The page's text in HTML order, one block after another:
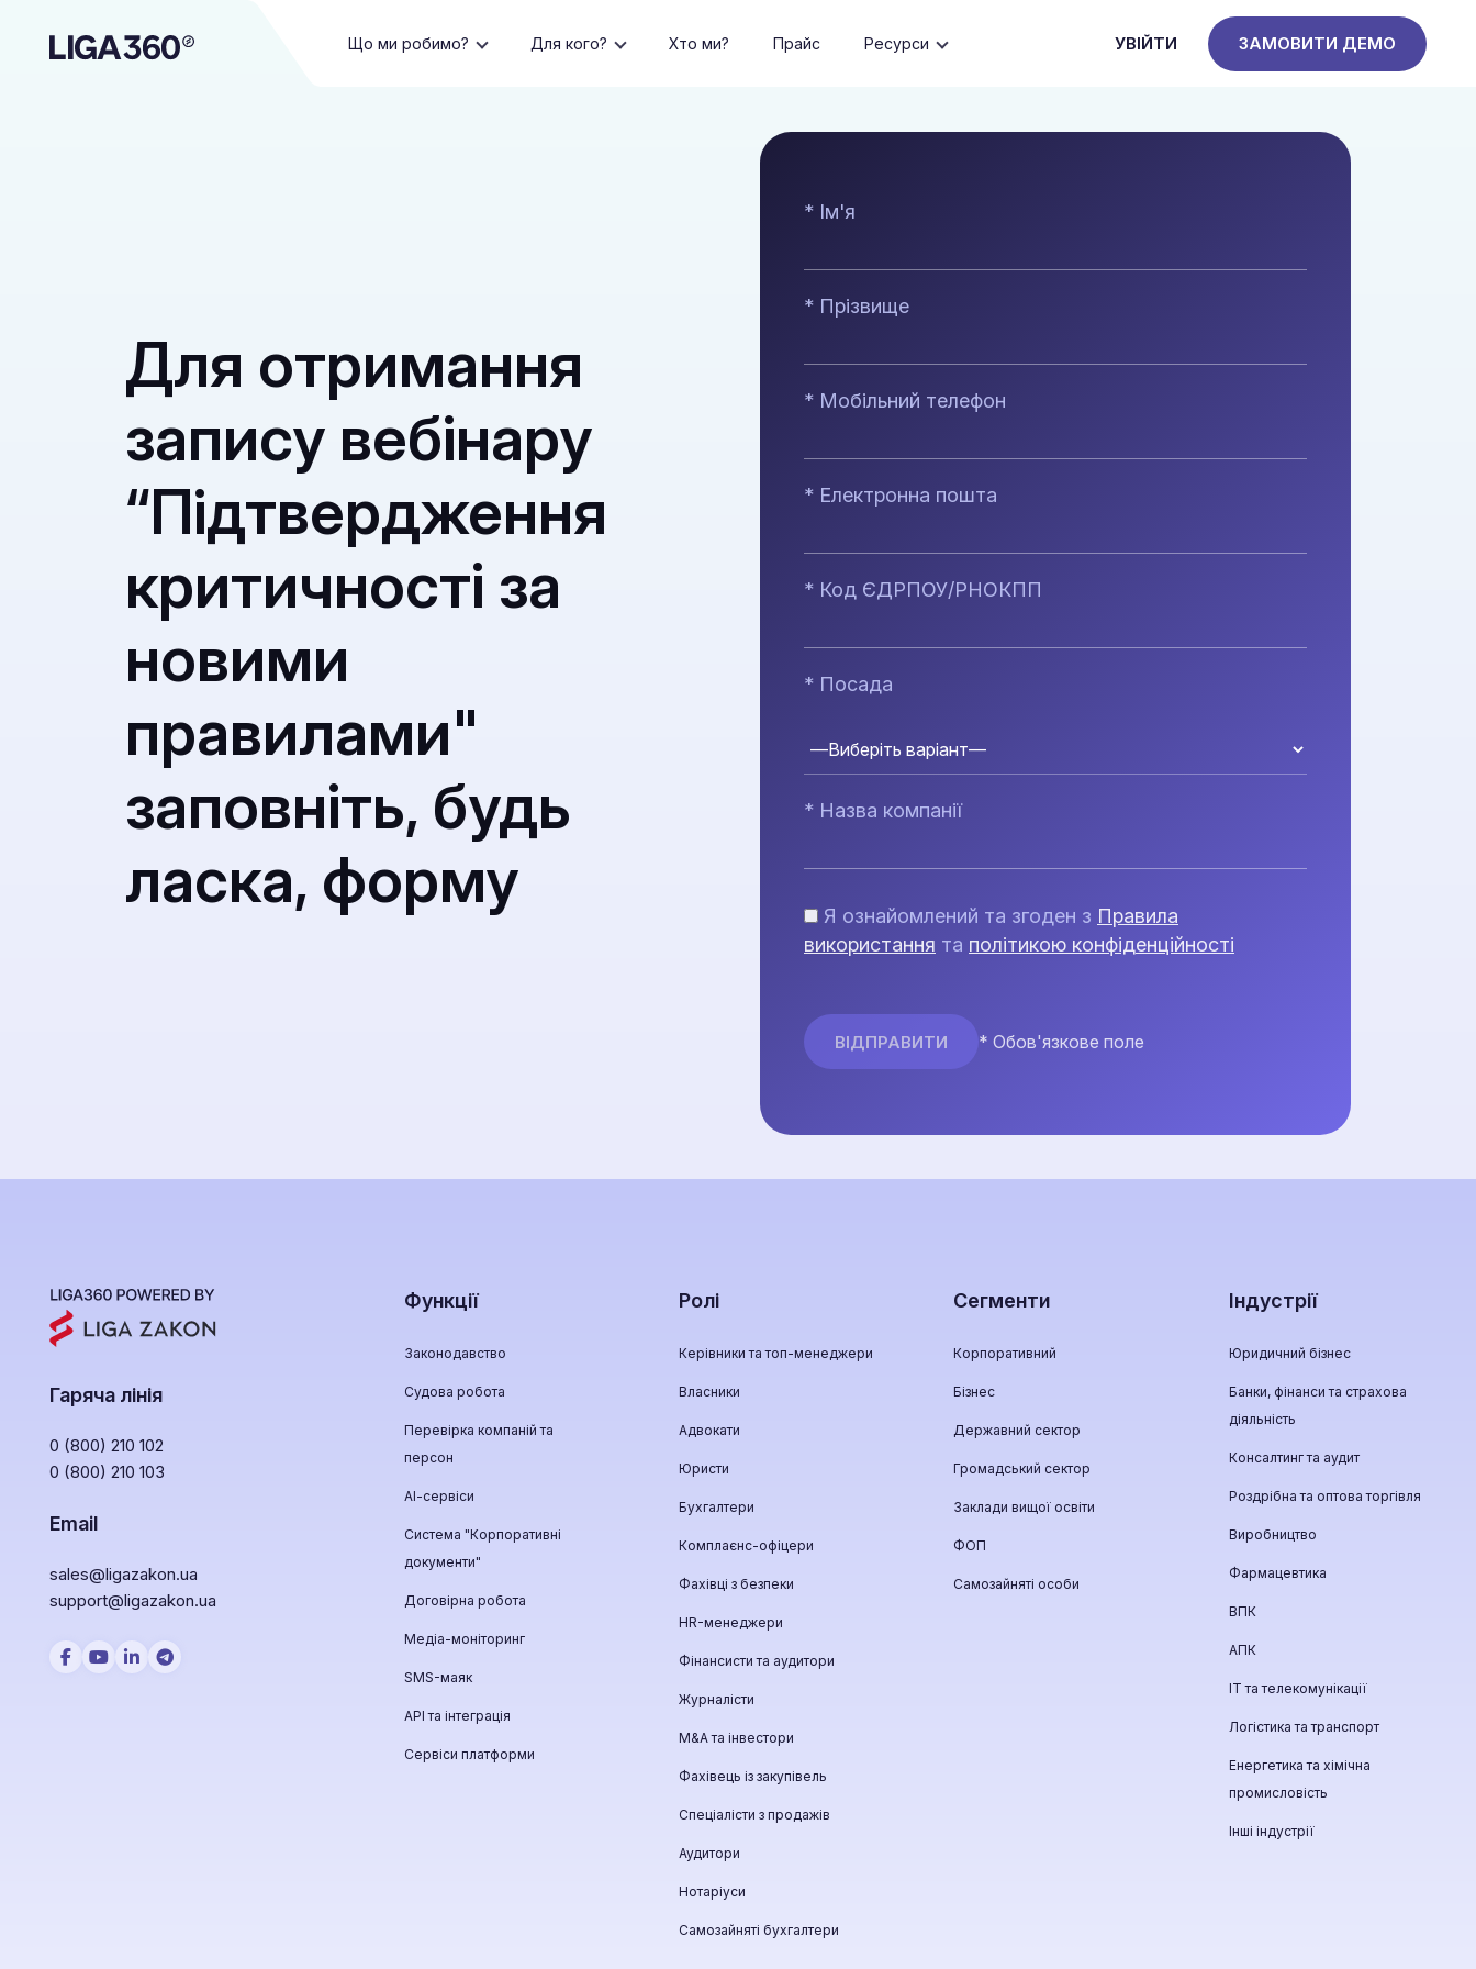
Що ми робимо? Для кого? Хто ми? Прайс Ресурси УВІЙТИ ЗАМОВИТИ ДЕМО
Для отримання
запису вебінару
“Підтвердження
критичності за
новими
правилами"
заповніть, будь
ласка, форму
* Ім'я
* Прізвище
* Мобільний телефон
* Електронна пошта
* Код ЄДРПОУ/РНОКПП
* Посада
* Назва компанії
Я ознайомлений та згоден з Правила
використання та політикою конфіденційності
* Обов'язкове поле
Гаряча лінія
0 (800) 210 102
0 (800) 210 103
Email
sales@ligazakon.ua
support@ligazakon.ua
Функції
Законодавство
Судова робота
Перевірка компаній та
персон
АІ-сервіси
Система "Корпоративні
документи"
Договірна робота
Медіа-моніторинг
SMS-маяк
API та інтеграція
Сервіси платформи
Ролі
Керівники та топ-менеджери
Власники
Адвокати
Юристи
Бухгалтери
Комплаєнс-офіцери
Фахівці з безпеки
HR-менеджери
Фінансисти та аудитори
Журналісти
М&A та інвестори
Фахівець із закупівель
Спеціалісти з продажів
Аудитори
Нотаріуси
Самозайняті бухгалтери
Сегменти
Корпоративний
Бізнес
Державний сектор
Громадський сектор
Заклади вищої освіти
ФОП
Самозайняті особи
Індустрії
Юридичний бізнес
Банки, фінанси та страхова
діяльність
Консалтинг та аудит
Роздрібна та оптова торгівля
Виробництво
Фармацевтика
ВПК
АПК
ІТ та телекомунікації
Логістика та транспорт
Енергетика та хімічна
промисловість
Інші індустрії